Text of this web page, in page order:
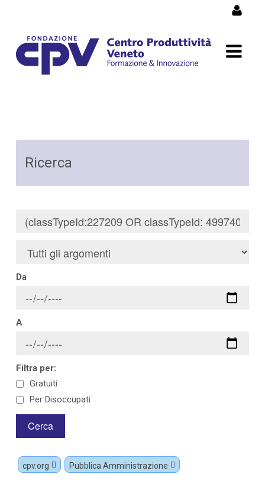
Ricerca
Da
A
Filtra per:
Gratuiti
Per Disoccupati
cpv.org Pubblica Amministrazione